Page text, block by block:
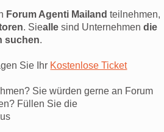
Forum Agenti Mailand teilnehmen,
. Siealle sind Unternehmendie
suchen.
Sie Ihr Kostenlose Ticket
Sie würden gerne an Forum
Füllen Sie die